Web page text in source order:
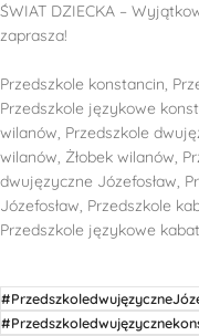
ŚWIAT DZIECKA –
zaprasza!
Przedszkole konstancin,
Przedszkole językowe
wilanów, Przedszkole
wilanów, Żłobek wilanów,
dwujęzyczne Józefosław,
Józefosław, Przedszkole
Przedszkole językowe